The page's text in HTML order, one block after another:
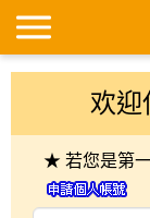
欢迎
★ 若您是第